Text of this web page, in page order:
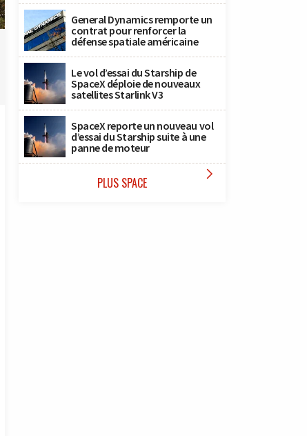
General Dynamics remporte un
contrat pour renforcer la
défense spatiale américaine
Le vol d’essai du Starship de
SpaceX déploie de nouveaux
satellites Starlink V3
SpaceX reporte un nouveau vol
d’essai du Starship suite à une
panne de moteur
PLUS SPACE 